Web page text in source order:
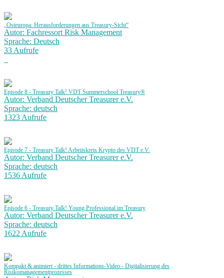
„Osteuropa: Herausforderungen aus Treasury-Sicht“
Autor: Fachressort Risk Management
Sprache: Deutsch
33 Aufrufe
Episode 8 - Treasury Talk! VDT Summerschool Treasury®
Autor: Verband Deutscher Treasurer e.V.
Sprache: deutsch
1323 Aufrufe
Episode 7 - Treasury Talk! Arbeitskreis Krypto des VDT e.V.
Autor: Verband Deutscher Treasurer e.V.
Sprache: deutsch
1536 Aufrufe
Episode 6 - Treasury Talk! Young Professional im Treasury
Autor: Verband Deutscher Treasurer e.V.
Sprache: deutsch
1622 Aufrufe
Kompakt & animiert - drittes Informations-Video - Digitalisierung des
Risikomanagementprozesses